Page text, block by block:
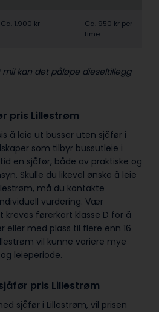
Ca. 1.900 kr
Ca. 950 kr per
time
kan det påløpe dieseltillegg
pris Lillestrøm
å leie ut busser uten sjåfør i
som tilbyr bussutleie i
en sjåfør, både av praktiske og
Skulle du likevel ønske å leie
må du kontakte
vurdering. Vær
førerkort klasse D for å
eller med plass til flere enn 16
vil kunne variere mye
leieperiode.
pris Lillestrøm
sjåfør i Lillestrøm, vil prisen